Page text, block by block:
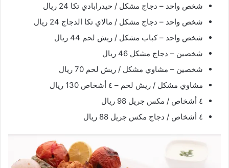
شخص واحد – دجاج مشكل / حيدرابادي تكا 24 ريال
شخص واحد – دجاج مشكل / مالاي تكا الدجاج 24 ريال
شخص واحد – كباب مشكل / ريش لحم 44 ريال
شخصين – دجاج مشكل 46 ريال
شخصين – مشاوي مشكل / ريش لحم 70 ريال
مشاوي مشكل / ريش لحم – ٤ أشخاص 130 ريال
٤ أشخاص / مكس جريل 98 ريال
٤ أشخاص / دجاج مكس جريل 88 ريال